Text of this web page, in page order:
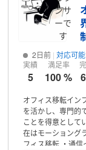
お問い合わせいた
ので、ご了承くだ
デザインは「見
を届ける大切な手
インを頼むのは初
よりご連絡お待ち
ンサ
ーで
す
2日前 対応可
実績
5
満足率
100 %
オフィス移転イン
を活かし、専門的
ことを得意として
在はモーショング
フィス移転 ・通